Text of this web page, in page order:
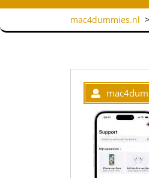
mac4dummies.nl >